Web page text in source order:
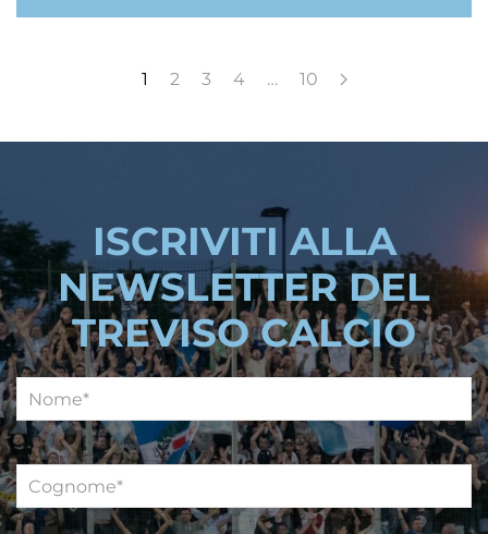
1 2 3 4 … 10
ISCRIVITI ALLA
NEWSLETTER DEL
TREVISO CALCIO